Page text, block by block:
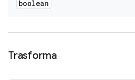
boolean
Trasforma